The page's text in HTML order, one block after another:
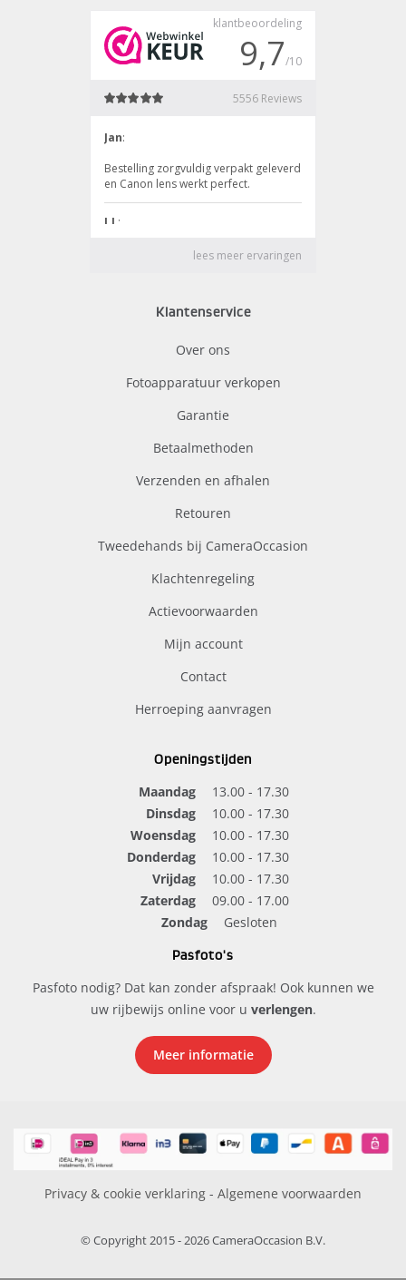
Klantenservice
Over ons
Fotoapparatuur verkopen
Garantie
Betaalmethoden
Verzenden en afhalen
Retouren
Tweedehands bij CameraOccasion
Klachtenregeling
Actievoorwaarden
Mijn account
Contact
Herroeping aanvragen
Openingstijden
Maandag
13.00 - 17.30
Dinsdag
10.00 - 17.30
Woensdag
10.00 - 17.30
Donderdag
10.00 - 17.30
Vrijdag
10.00 - 17.30
Zaterdag
09.00 - 17.00
Zondag
Gesloten
Pasfoto's
Pasfoto nodig? Dat kan zonder afspraak! Ook kunnen we
uw rijbewijs online voor u verlengen.
Meer informatie
Privacy & cookie verklaring - Algemene voorwaarden
© Copyright 2015 - 2026 CameraOccasion B.V.